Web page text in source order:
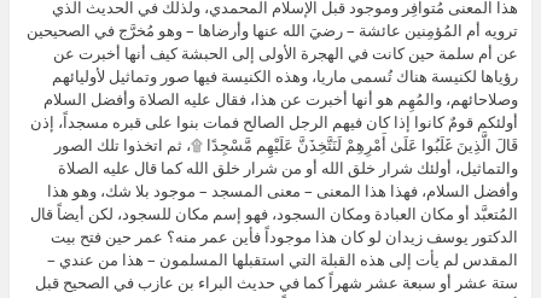
هذا المعنى مُتوافِر وموجود قبل الإسلام المحمدي، ولذلك في الحديث الذي
ترويه أم المُؤمِنين عائشة – رضيَ الله عنها وأرضاها – وهو مُخرَّج في الصحيحين
عن أم سلمة حين كانت في الهجرة الأولى إلى الحبشة كيف أنها أخبرت عن
رؤياها لكنيسة هناك تُسمى ماريا، وهذه الكنيسة فيها صور وتماثيل لأوليائهم
وصلاحائهم، والمُهِم هو أنها أخبرت عن هذا، فقال عليه الصلاة وأفضل السلام
أولئكم قومٌ كانوا إذا كان فيهم الرجل الصالح فمات بنوا على قبره مسجداً، إذن
قَالَ الَّذِينَ غَلَبُوا عَلَىٰ أَمْرِهِمْ لَنَتَّخِذَنَّ عَلَيْهِم مَّسْجِدًا ۩، ثم اتخذوا تلك الصور
والتماثيل، أولئك شرار خلق الله أو من شرار خلق الله كما قال عليه الصلاة
وأفضل السلام، فهذا هذا المعنى – معنى المسجد – موجود بلا شك، وهو هذا
المُتعبَّد أو مكان العبادة ومكان السجود، فهو إسم مكان للسجود، لكن أيضاً قال
الدكتور يوسف زيدان لو كان هذا موجوداً فأين عمر منه؟ عمر حين فتح بيت
المقدس لم يأت إلى هذه القبلة التي استقبلها المسلمون – هذا من عندي –
ستة عشر أو سبعة عشر شهراً كما في حديث البراء بن عازب في الصحيح قبل